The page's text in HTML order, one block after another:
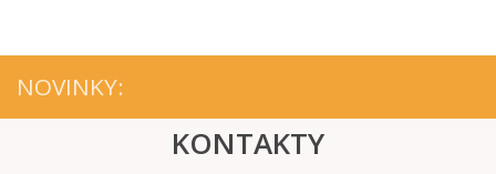
NOVINKY:
KONTAKTY